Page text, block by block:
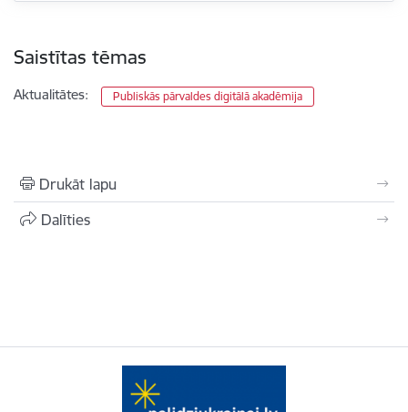
Saistītas tēmas
Aktualitātes: Publiskās pārvaldes digitālā akadēmija
Drukāt lapu
Dalīties